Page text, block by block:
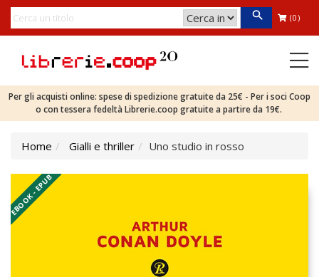
(0)
Per gli acquisti online: spese di spedizione gratuite da 25€ - Per i soci Coop
o con tessera fedeltà Librerie.coop gratuite a partire da 19€.
Home Gialli e thriller Uno studio in rosso
EBOOK - EPUB